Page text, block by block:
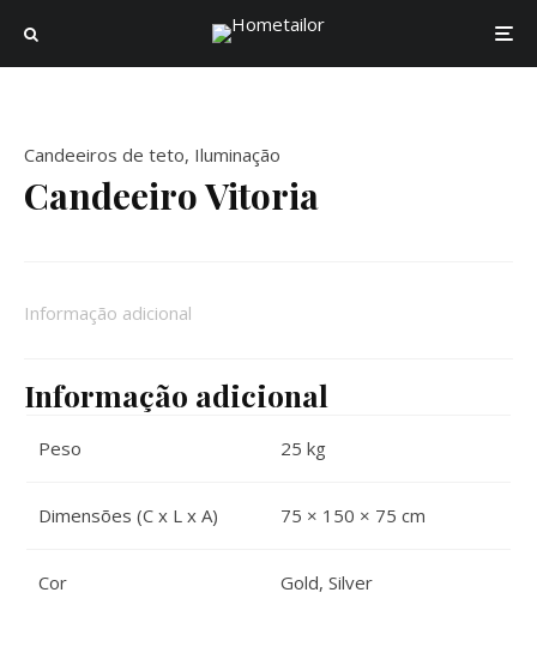
Candeeiros de teto, Iluminação
Candeeiro Vitoria
Informação adicional
Informação adicional
Peso 25 kg
Dimensões (C x L x A) 75 × 150 × 75 cm
Cor Gold, Silver